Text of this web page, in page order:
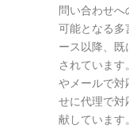
問い合わせ
可能となる多
ース以降、既
されていま
やメールで対
せに代理で対
献しています